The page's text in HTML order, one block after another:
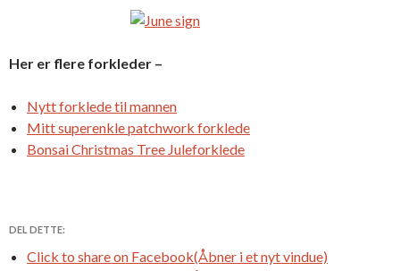
Her er flere forkleder –
Nytt forklede til mannen
Mitt superenkle patchwork forklede
Bonsai Christmas Tree Juleforklede
DEL DETTE:
Click to share on Facebook(Åbner i et nyt vindue)